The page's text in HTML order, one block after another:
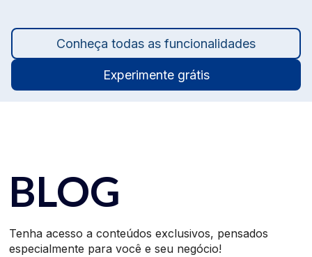
Conheça todas as funcionalidades
Experimente grátis
BLOG
Tenha acesso a conteúdos exclusivos, pensados
especialmente para você e seu negócio!